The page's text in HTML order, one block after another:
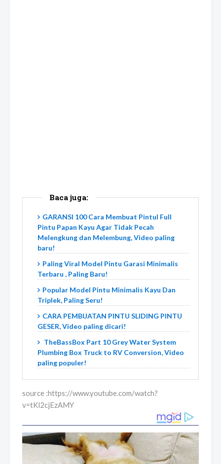
Baca juga:
GARANSI 100 Cara Membuat Pintul Full
Pintu Papan Kayu Agar Tidak Pecah
Melengkung dan Melembung, Video paling
baru!
Paling Viral Model Pintu Garasi Minimalis
Terbaru , Paling Baru!
Popular Model Pintu Minimalis Kayu Dan
Triplek, Paling Seru!
CARA PEMBUATAN PINTU SLIDING PINTU
GESER, Video paling dicari!
TheBassBox Part 10 Grey Water System
Plumbing Box Truck to RV Conversion, Video
paling populer!
source :https://www.youtube.com/watch?
v=tKl2cjEzAMY